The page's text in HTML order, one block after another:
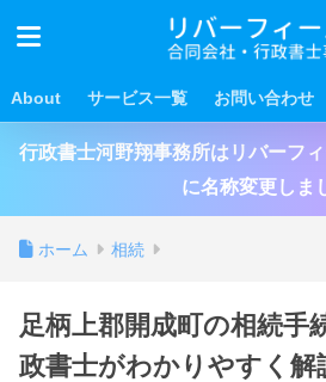
About サービス一覧 お問い合わせ
行政書士河野翔事務所はリバーフ
に名称変更しま
ホーム 相続
足柄上郡開成町の相続手
政書士がわかりやすく解